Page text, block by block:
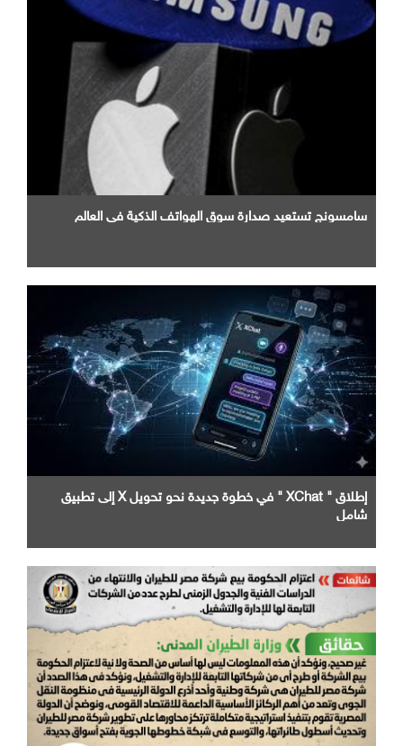
سامسونج تستعيد صدارة سوق الهواتف الذكية في العالم
إطلاق " XChat " في خطوة جديدة نحو تحويل X إلى تطبيق
شامل